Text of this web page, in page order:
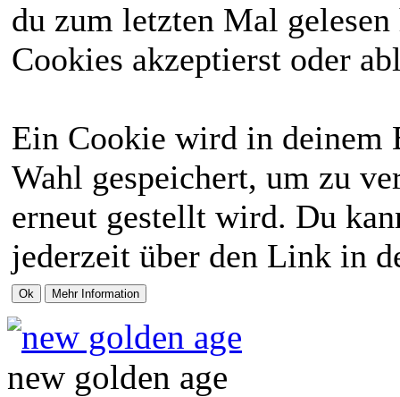
du zum letzten Mal
Cookies akzeptierst oder
Ein Cookie wird in deinem
Wahl gespeichert, um zu
erneut gestellt wird. Du
jederzeit über den Link in
new golden age